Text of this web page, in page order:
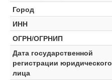
Город
ИНН
ОГРН/ОГРНИП
Дата государственной
регистрации юридического
лица